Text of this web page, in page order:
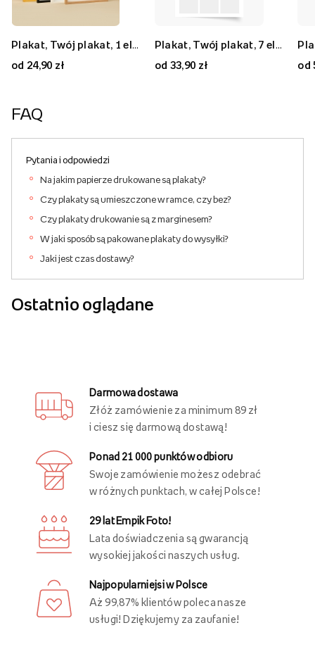
od 24,90 zł
od 33,90 zł
od
od 59,90 zł
od 89,90 zł
od 59,90 zł
od 33,90 zł
FAQ
Pytania i odpowiedzi
Na jakim papierze drukowane są plakaty?
Czy plakaty są umieszczone w ramce, czy bez?
Czy plakaty drukowanie są z marginesem?
W jaki sposób są pakowane plakaty do wysyłki?
Jaki jest czas dostawy?
Ostatnio oglądane
Darmowa dostawa
Złóż zamówienie za minimum 89 zł
i ciesz się darmową dostawą!
Ponad 21 000 punktów odbioru
Swoje zamówienie możesz odebrać
w różnych punktach, w całej Polsce!
29 lat Empik Foto!
Lata doświadczenia są gwarancją
wysokiej jakości naszych usług.
Najpopularniejsi w Polsce
Aż 99,87% klientów poleca nasze
usługi! Dziękujemy za zaufanie!